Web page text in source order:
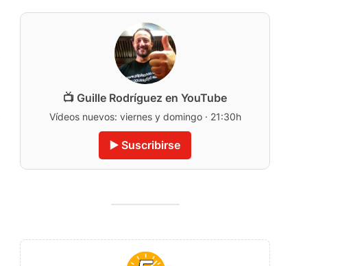
📺 Guille Rodríguez en YouTube
Vídeos nuevos: viernes y domingo · 21:30h
▶️ Suscribirse